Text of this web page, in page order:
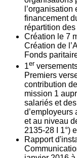
financement
répartition des
Création le 7
Création de
Fonds
1er
Premiers
contribution
mission 1
salariés et
d’employeurs
et au niveau
2135‐28 I 1°)
Rapport